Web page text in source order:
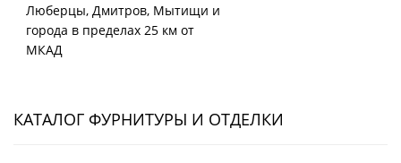
Люберцы, Дмитров, Мытищи и
города в пределах 25 км от
МКАД
КАТАЛОГ ФУРНИТУРЫ И ОТДЕЛКИ